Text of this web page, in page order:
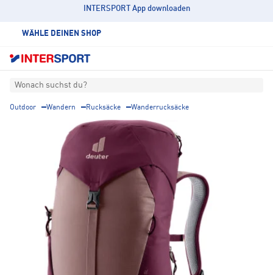
INTERSPORT App downloaden
WÄHLE DEINEN SHOP
Wonach suchst du?
Outdoor Wandern Rucksäcke Wanderrucksäcke